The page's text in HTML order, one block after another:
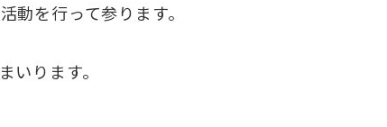
を行って参ります。
ります。